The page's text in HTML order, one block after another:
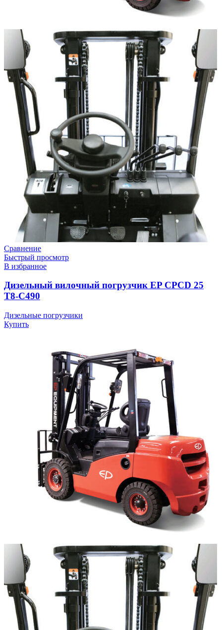
Сравнение
Быстрый просмотр
В избранное
Дизельный вилочный погрузчик EP CPCD 25
T8-C490
Дизельные погрузчики
Купить